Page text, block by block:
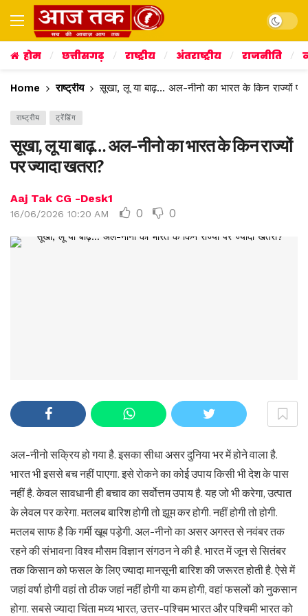
Dark
होम छत्तीसगढ़ राष्ट्रीय अंतराष्ट्रीय राजनीति
Home राष्ट्रीय सूखा, लू या बाढ़… अल-नीनो का भारत के किन राज्यों पर
राष्ट्रीय ट्रेंडिंग
सूखा, लू या बाढ़… अल-नीनो का भारत के किन राज्यों
पर ज्यादा खतरा?
Aaj Tak CG -Desk1
16/06/2026 10:20 AM 0 0
अल-नीनो सक्रिय हो गया है. इसका सीधा असर दुनिया भर में होने वाला है.
भारत भी इससे बच नहीं पाएगा. इसे रोकने का कोई उपाय किसी भी देश के पास
नहीं है. केवल सावधानी ही बचाव का सर्वोत्तम उपाय है. यह जो भी करेगा, उत्पात
के लेवल पर करेगा. मतलब बारिश होगी तो झूम कर होगी. नहीं होगी तो होगी.
मतलब साफ है कि गर्मी खूब पड़ेगी. अल-नीनो का असर अगस्त से नवंबर तक
रहने की संभावना विश्व मौसम विज्ञान संगठन ने की है. भारत में जून से सितंबर
तक किसान को फसल के लिए ज्यादा मानसूनी बारिश की जरूरत होती है. ऐसे में
जहां वर्षा होगी वहां तो ठीक जहां नहीं होगी या कम होगी, वहां फसलों को नुकसान
होगा. सबसे ज्यादा चिंता मध्य भारत, उत्तर-पश्चिम भारत और पश्चिमी भारत को